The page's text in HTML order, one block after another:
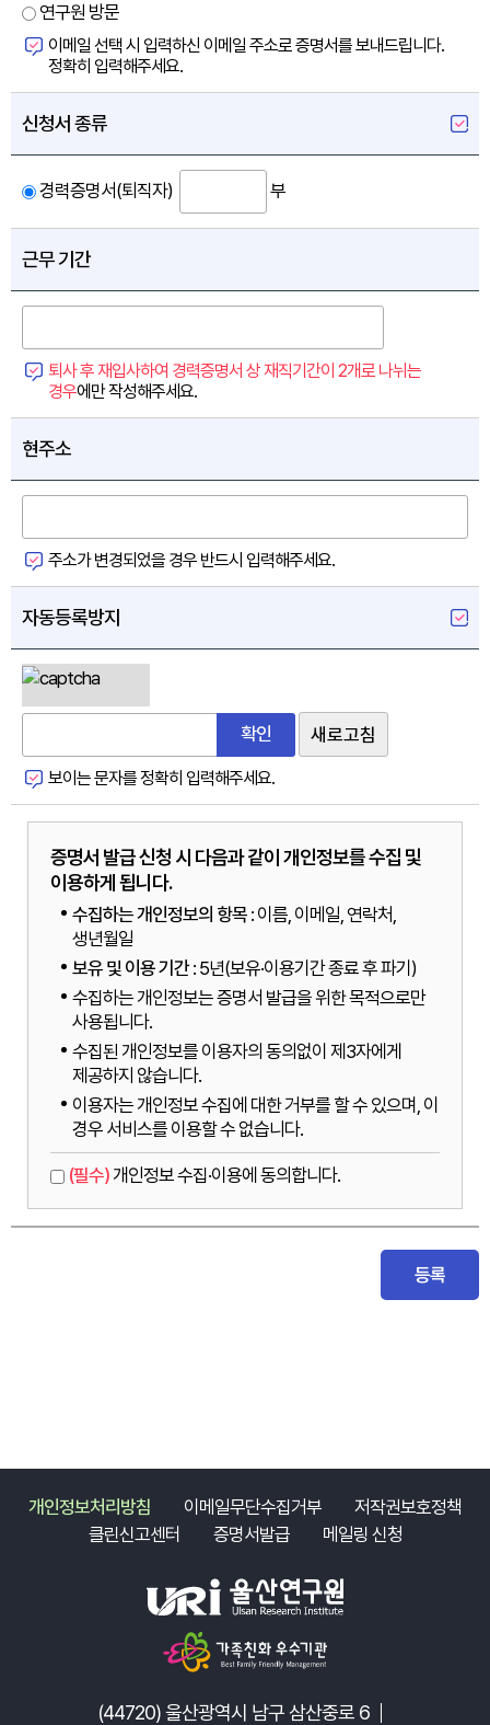
연구원 방문
이메일 선택 시 입력하신 이메일 주소로 증명서를 보내드립니다.
정확히 입력해주세요.
신청서 종류
경력증명서(퇴직자) 부
근무 기간
퇴사 후 재입사하여 경력증명서 상 재직기간이 2개로 나뉘는
경우에만 작성해주세요.
현주소
주소가 변경되었을 경우 반드시 입력해주세요.
자동등록방지
확인 새로고침
보이는 문자를 정확히 입력해주세요.
증명서 발급 신청 시 다음과 같이 개인정보를 수집 및
이용하게 됩니다.
수집하는 개인정보의 항목 : 이름, 이메일, 연락처,
생년월일
보유 및 이용 기간: 5년(보유·이용기간 종료 후 파기)
수집하는 개인정보는 증명서 발급을 위한 목적으로만
사용됩니다.
수집된 개인정보를 이용자의 동의없이 제3자에게
제공하지 않습니다.
이용자는 개인정보 수집에 대한 거부를 할 수 있으며, 이
경우 서비스를 이용할 수 없습니다.
(필수) 개인정보 수집·이용에 동의합니다.
등록
개인정보처리방침 이메일무단수집거부
저작권보호정책
클린신고센터
증명서발급 메일링 신청
(44720) 울산광역시 남구 삼산중로 6